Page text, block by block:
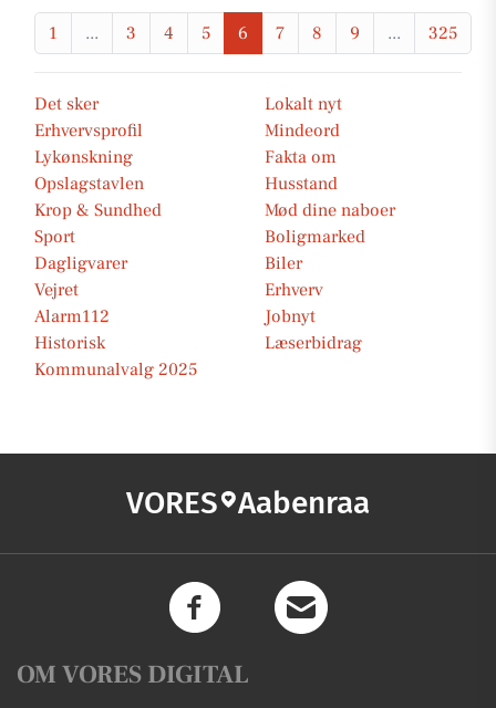
1 ... 3 4 5 6 7 8 9 ... 325
Det sker
Lokalt nyt
Erhvervsprofil
Mindeord
Lykønskning
Fakta om
Opslagstavlen
Husstand
Krop & Sundhed
Mød dine naboer
Sport
Boligmarked
Dagligvarer
Biler
Vejret
Erhverv
Alarm112
Jobnyt
Historisk
Læserbidrag
Kommunalvalg 2025
VORES Aabenraa
OM VORES DIGITAL